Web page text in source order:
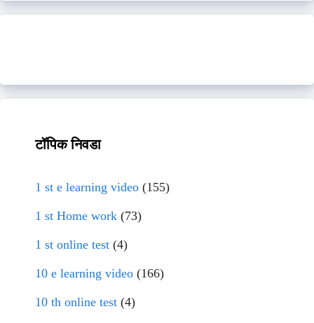
टॉपिक निवडा
1 st e learning video (155)
1 st Home work (73)
1 st online test (4)
10 e learning video (166)
10 th online test (4)